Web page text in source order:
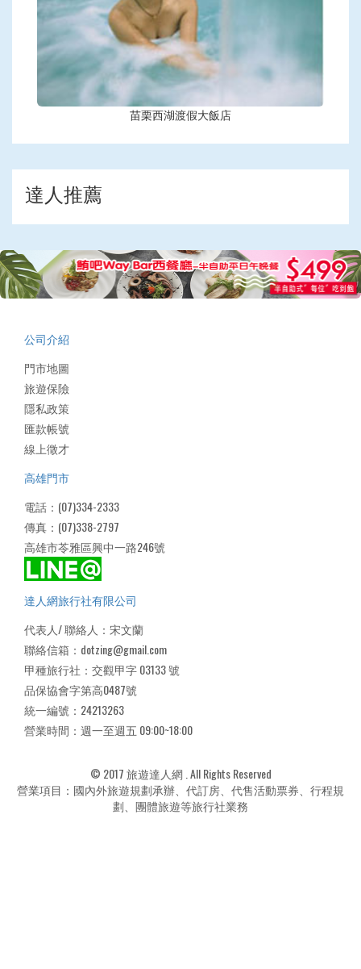
苗栗西湖渡假大飯店
達人推薦
公司介紹
門市地圖
旅遊保險
隱私政策
匯款帳號
線上徵才
高雄門市
電話：(07)334-2333
傳真：(07)338-2797
高雄市苓雅區興中一路246號
達人網旅行社有限公司
代表人/ 聯絡人：宋文蘭
聯絡信箱：dotzing@gmail.com
甲種旅行社：交觀甲字 03133 號
品保協會字第高0487號
統一編號：24213263
營業時間：週一至週五 09:00~18:00
© 2017 旅遊達人網 . All Rights Reserved
營業項目：國內外旅遊規劃承辦、代訂房、代售活動票券、行程規
劃、團體旅遊等旅行社業務